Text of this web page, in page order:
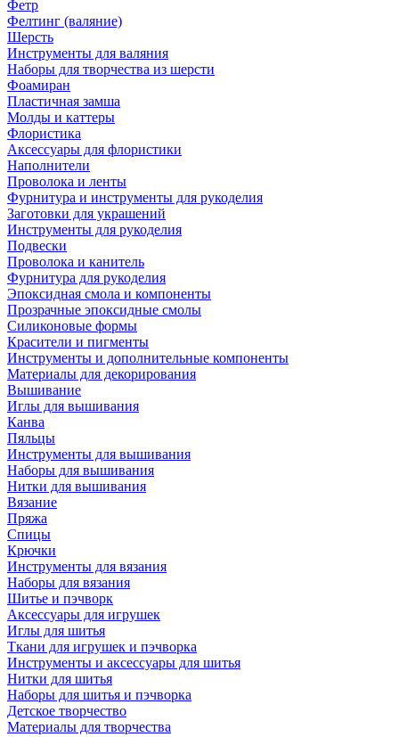
Фетр
Фелтинг (валяние)
Шерсть
Инструменты для валяния
Наборы для творчества из шерсти
Фоамиран
Пластичная замша
Молды и каттеры
Флористика
Аксессуары для флористики
Наполнители
Проволока и ленты
Фурнитура и инструменты для рукоделия
Заготовки для украшений
Инструменты для рукоделия
Подвески
Проволока и канитель
Фурнитура для рукоделия
Эпоксидная смола и компоненты
Прозрачные эпоксидные смолы
Силиконовые формы
Красители и пигменты
Инструменты и дополнительные компоненты
Материалы для декорирования
Вышивание
Иглы для вышивания
Канва
Пяльцы
Инструменты для вышивания
Наборы для вышивания
Нитки для вышивания
Вязание
Пряжа
Спицы
Крючки
Инструменты для вязания
Наборы для вязания
Шитье и пэчворк
Аксессуары для игрушек
Иглы для шитья
Ткани для игрушек и пэчворка
Инструменты и аксессуары для шитья
Нитки для шитья
Наборы для шитья и пэчворка
Детское творчество
Материалы для творчества